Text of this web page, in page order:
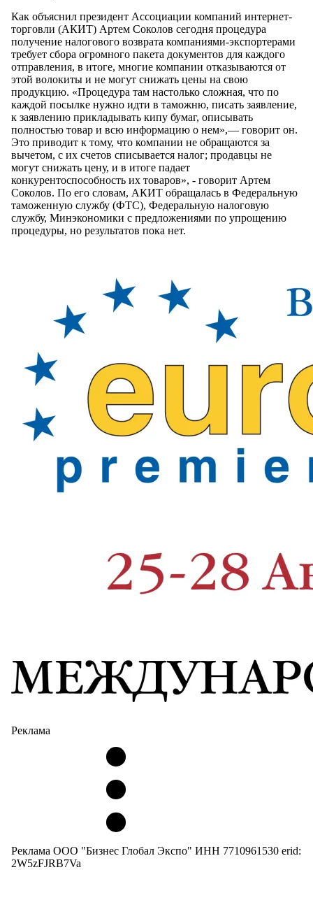
Как объяснил президент Ассоциации компаний интернет-
торговли (АКИТ) Артем Соколов сегодня процедура
получение налогового возврата компаниями-экспортерами
требует сбора огромного пакета документов для каждого
отправления, в итоге, многие компании отказываются от
этой волокиты и не могут снижать цены на свою
продукцию. «Процедура там настолько сложная, что по
каждой посылке нужно идти в таможню, писать заявление,
к заявлению прикладывать кипу бумаг, описывать
полностью товар и всю информацию о нем»,— говорит он.
Это приводит к тому, что компании не обращаются за
вычетом, с их счетов списывается налог; продавцы не
могут снижать цену, и в итоге падает
конкурентоспособность их товаров», - говорит Артем
Соколов. По его словам, АКИТ обращалась в Федеральную
таможенную службу (ФТС), Федеральную налоговую
службу, Минэкономики с предложениями по упрощению
процедуры, но результатов пока нет.
Реклама
Реклама ООО "Бизнес Глобал Экспо" ИНН 7710961530 erid:
2W5zFJRB7Va